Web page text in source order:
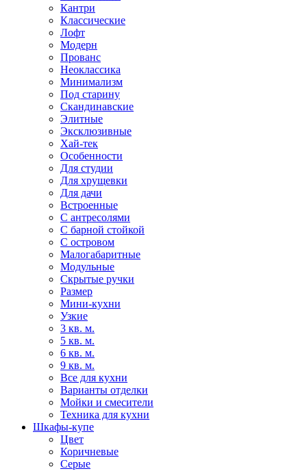
Кантри
Классические
Лофт
Модерн
Прованс
Неоклассика
Минимализм
Под старину
Скандинавские
Элитные
Эксклюзивные
Хай-тек
Особенности
Для студии
Для хрущевки
Для дачи
Встроенные
С антресолями
С барной стойкой
С островом
Малогабаритные
Модульные
Скрытые ручки
Размер
Мини-кухни
Узкие
3 кв. м.
5 кв. м.
6 кв. м.
9 кв. м.
Все для кухни
Варианты отделки
Мойки и смесители
Техника для кухни
Шкафы-купе
Цвет
Коричневые
Серые